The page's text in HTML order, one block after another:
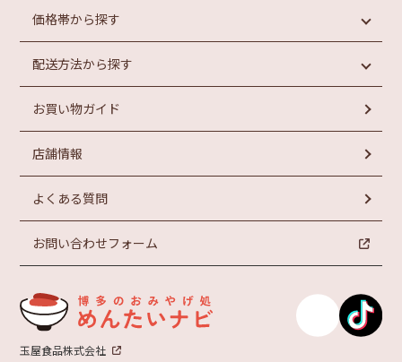
めんたいこ
惣菜・パン
ラーメン
価格帯から探す
1,000円未満
2,000円以上
4,000
配送方法から探す
常温商品
冷凍商品
お買い物ガイド
店舗情報
よくある質問
お問い合わせフォーム
玉屋食品株式会社